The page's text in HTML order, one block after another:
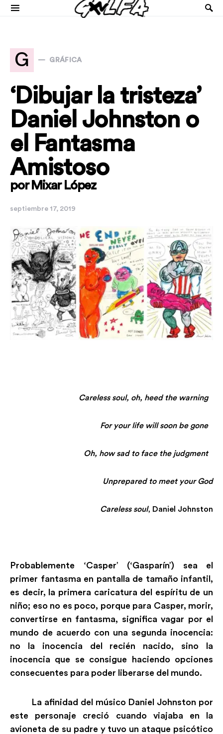
G GRÁFICA
‘Dibujar la tristeza’
Daniel Johnston o
el Fantasma
Amistoso
por Mixar López
septiembre 17, 2019
Careless soul, oh, heed the warning
For your life will soon be gone
Oh, how sad to face the judgment
Unprepared to meet your God
Careless soul, Daniel Johnston
Probablemente ‘Casper’ (‘Gasparín’) sea el
primer fantasma en pantalla de tamaño infantil,
es decir, la primera caricatura del espíritu de un
niño; eso no es poco, porque para Casper, morir,
convertirse en fantasma, significa vagar por el
mundo de acuerdo con una segunda inocencia:
no la inocencia del recién nacido, sino la
inocencia que se consigue haciendo opciones
consecuentes para poder liberarse del mundo.
La afinidad del músico Daniel Johnston por
este personaje creció cuando viajaba en la
avioneta de su padre y tuvo un ataque psicótico